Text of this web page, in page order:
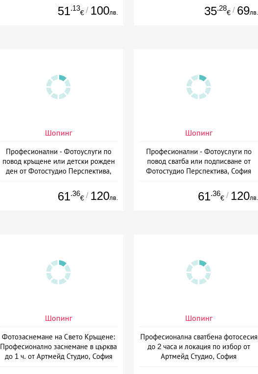
51.13
€ / 100лв. 35.28
€ / 69лв.
Шопинг
Професионални - Фотоуслуги по
повод кръщене или детски рожден
ден от Фотостудио Перспектива,
61.36
€ / 120лв.
Шопинг
Професионални - Фотоуслуги по
повод сватба или подписване от
Фотостудио Перспектива, София
61.36
€ / 120лв.
Шопинг
Фотозаснемане на Свето Кръщене:
Професионално заснемане в църква
до 1 ч. от Артмейд Студио, София
Шопинг
Професионална сватбена фотосесия
до 2 часа и локация по избор от
Артмейд Студио, София